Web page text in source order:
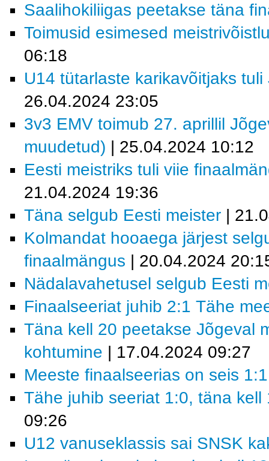
Saalihokiliigas peetakse täna
Toimusid esimesed
06:18
U14 tütarlaste karikavõitjaks
26.04.2024 23:05
3v3 EMV toimub 27. aprillil
muudetud) | 25.04.2024 10:12
Eesti meistriks tuli viie
21.04.2024 19:36
Täna selgub Eesti meister |
Kolmandat hooaega järjest
finaalmängus | 20.04.2024
Nädalavahetusel selgub Eesti
Finaalseeriat juhib 2:1 Tähe
Täna kell 20 peetakse Jõgeval
kohtumine | 17.04.2024 09:27
Meeste finaalseerias on seis
Tähe juhib seeriat 1:0, täna kell
09:26
U12 vanuseklassis sai SNSK